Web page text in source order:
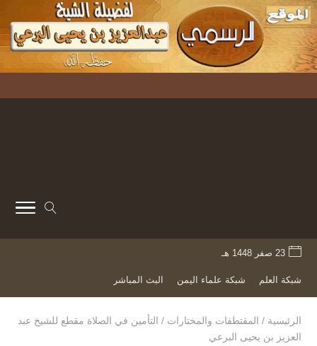
23 صفر 1448 هـ
شبكة العلم شبكة علماء اليمن البث المباشر
الرئيسية / المقتطفات والمختارات / التأمين في الصلاة مقطع للشيخ عبد
العزيز بن يحيى البرعي